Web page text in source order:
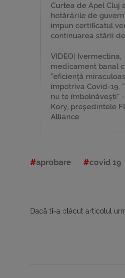
Curtea de Apel Cluj
hotărârile de
impun certificatul
continuarea stării
VIDEO| Ivermectina,
medicament banal
"eficiență
împotriva Covid-19.
nu te îmbolnăvești"
Kory, președintele
Alliance
aprobare covid 19
Dacă ti-a plăcut articolul